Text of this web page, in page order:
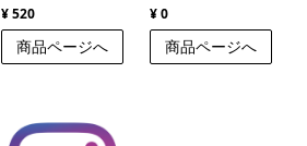
¥ 520
商品ページへ
¥ 0
商品ページへ